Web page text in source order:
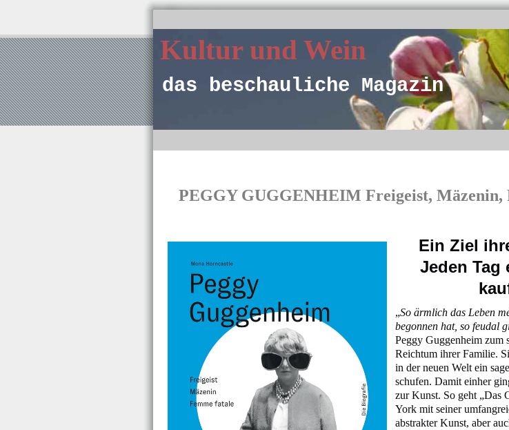
Kultur und Wein
das beschauliche Magazin
PEGGY GUGGENHEIM Freigeist, Mäzenin,
Ein Ziel
Jeden Tag
„So ärmlich das Leben
begonnen hat, so feudal
Peggy Guggenheim zum
Reichtum ihrer Familie.
in der neuen Welt ein
schufen. Damit einher
zur Kunst. So geht „Das
York mit seiner
abstrakter Kunst, aber